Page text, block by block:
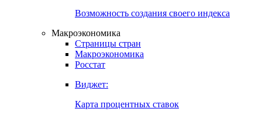
Возможность создания своего индекса
Макроэкономика
Страницы стран
Макроэкономика
Росстат
Виджет:
Карта процентных ставок